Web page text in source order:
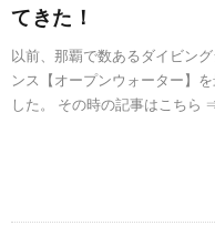
てきた！
以前、那覇で数あるダイビン
ンス【オープンウォーター】
した。 その時の記事はこちら